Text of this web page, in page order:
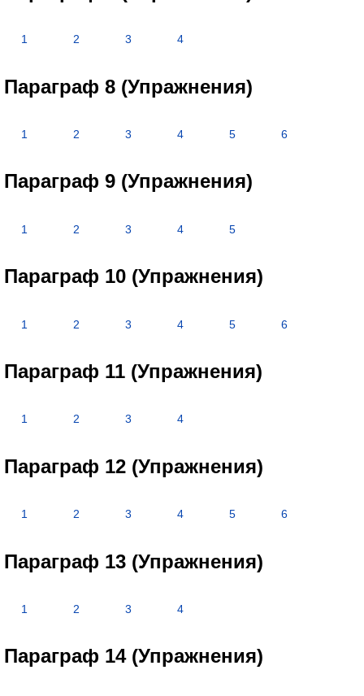
1 2 3 4
Параграф 8 (Упражнения)
1 2 3 4 5 6
Параграф 9 (Упражнения)
1 2 3 4 5
Параграф 10 (Упражнения)
1 2 3 4 5 6
Параграф 11 (Упражнения)
1 2 3 4
Параграф 12 (Упражнения)
1 2 3 4 5 6
Параграф 13 (Упражнения)
1 2 3 4
Параграф 14 (Упражнения)